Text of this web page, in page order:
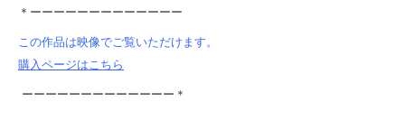
＊ーーーーーーーーーーーーー
この作品は映像でご覧いただけます。
購入ページはこちら
ーーーーーーーーーーーーー＊